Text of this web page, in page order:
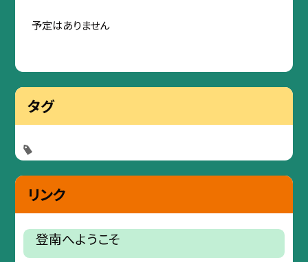
予定はありません
タグ
リンク
登南へようこそ